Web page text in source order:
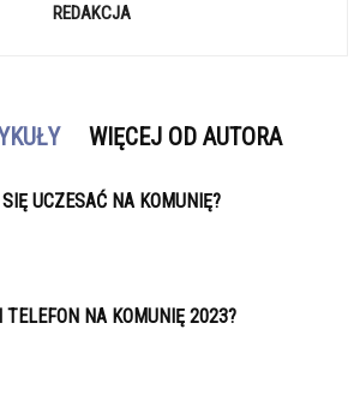
REDAKCJA
WIĘCEJ OD AUTORA
UCZESAĆ NA KOMUNIĘ?
TELEFON NA KOMUNIĘ 2023?